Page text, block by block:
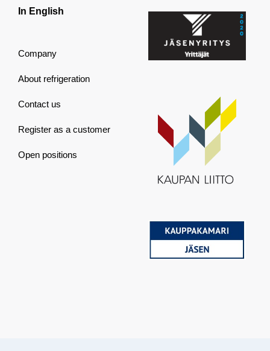
In English
Company
About refrigeration
Contact us
Register as a customer
Open positions